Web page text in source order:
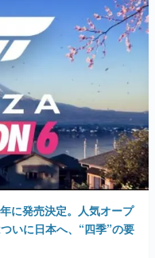
史
ける主要なトピック・タイト
のインタビューや識者による
が一望できる決定版！
リエイターの青春〜
で知られるマンガ家・田中圭
ートマンガです。
ゲームの魅力を画面や操作の
いく、硬派で骨太な評論連載
ス」… ゲームにまつわる言葉
ピューター文化史研究家・タ
に発売決定。人気オープ
いに日本へ、“四季”の要